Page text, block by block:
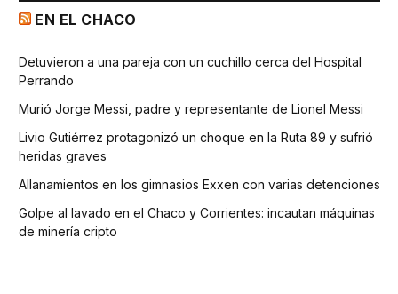
EN EL CHACO
Detuvieron a una pareja con un cuchillo cerca del Hospital
Perrando
Murió Jorge Messi, padre y representante de Lionel Messi
Livio Gutiérrez protagonizó un choque en la Ruta 89 y sufrió
heridas graves
Allanamientos en los gimnasios Exxen con varias detenciones
Golpe al lavado en el Chaco y Corrientes: incautan máquinas
de minería cripto